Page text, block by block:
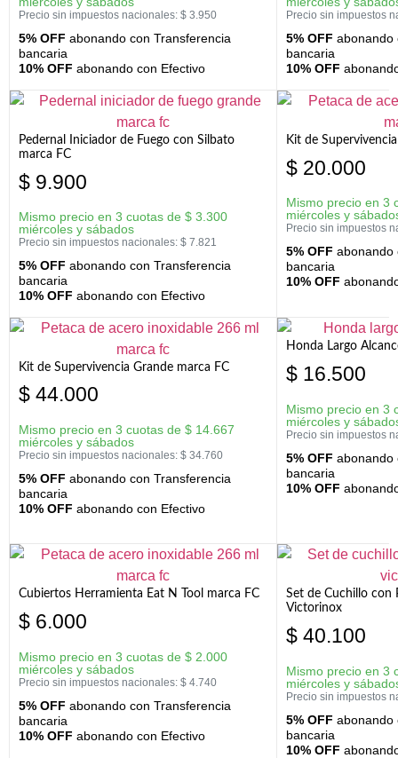
Precio sin impuestos nacionales: $ 3.950
5% OFF abonando con Transferencia
bancaria
10% OFF abonando con Efectivo
Precio sin impuestos
5% OFF abonando
bancaria
10% OFF
Pedernal Iniciador de Fuego con Silbato
marca FC
$ 9.900
Mismo precio en 3 cuotas de $ 3.300
miércoles y sábados
Precio sin impuestos nacionales: $ 7.821
5% OFF abonando con Transferencia
bancaria
10% OFF abonando con Efectivo
Kit de
$ 20.000
Mismo precio en 3
miércoles y
Precio sin impuestos
5% OFF abonando
bancaria
10% OFF
Kit de Supervivencia Grande marca FC
$ 44.000
Mismo precio en 3 cuotas de $ 14.667
miércoles y sábados
Precio sin impuestos nacionales: $ 34.760
5% OFF abonando con Transferencia
bancaria
10% OFF abonando con Efectivo
Honda Largo
$ 16.500
Mismo precio en 3
miércoles y
Precio sin impuestos
5% OFF abonando
bancaria
10% OFF
Cubiertos Herramienta Eat N Tool marca FC
$ 6.000
Mismo precio en 3 cuotas de $ 2.000
miércoles y sábados
Precio sin impuestos nacionales: $ 4.740
5% OFF abonando con Transferencia
bancaria
10% OFF abonando con Efectivo
Set de Cuchillo con
Victorinox
$ 40.100
Mismo precio en 3
miércoles y
Precio sin impuestos
5% OFF abonando
bancaria
10% OFF